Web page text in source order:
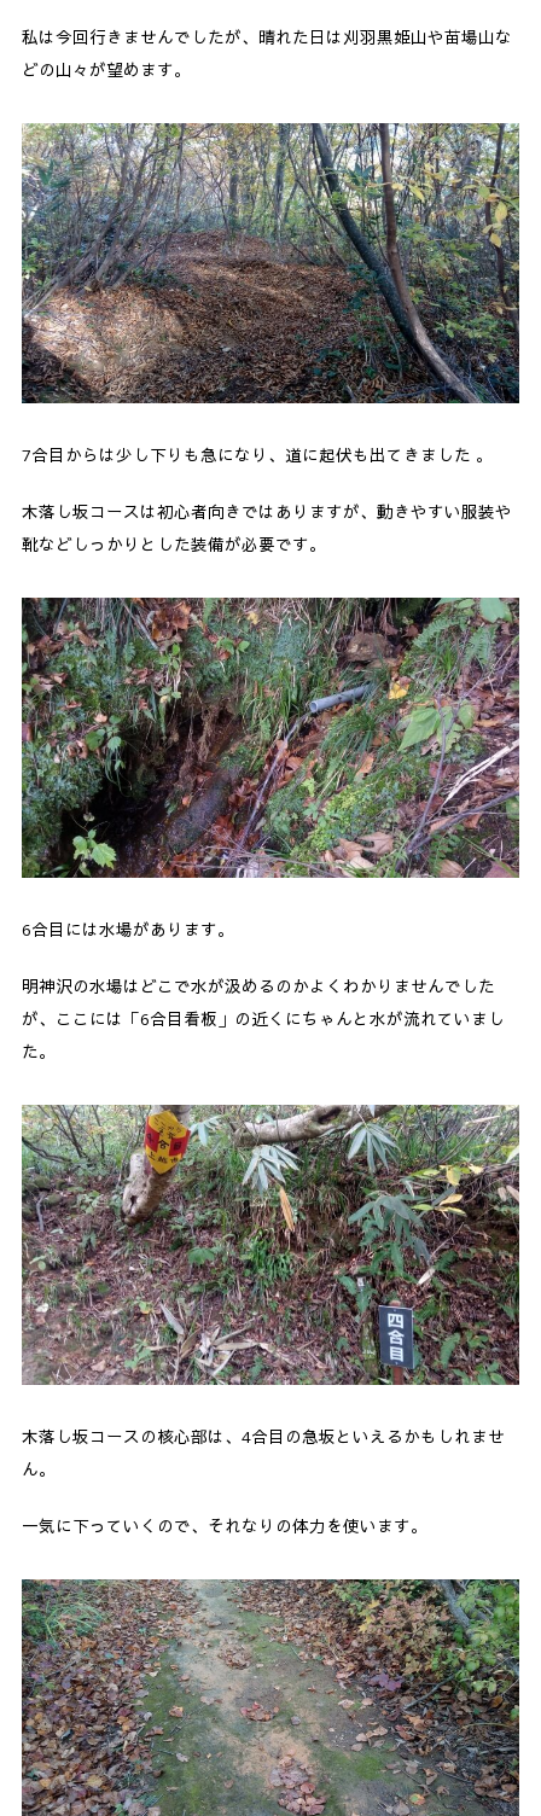
私は今回行きませんでしたが、晴れた日は刈羽黒姫山や苗場山な
どの山々が望めます。
7合目からは少し下りも急になり、道に起伏も出てきました 。
木落し坂コースは初心者向きではありますが、動きやすい服装や
靴などしっかりとした装備が必要です。
6合目には水場があります。
明神沢の水場はどこで水が汲めるのかよくわかりませんでした
が、ここには「6合目看板」の近くにちゃんと水が流れていまし
た。
木落し坂コースの核心部は、4合目の急坂といえるかもしれませ
ん。
一気に下っていくので、それなりの体力を使います。